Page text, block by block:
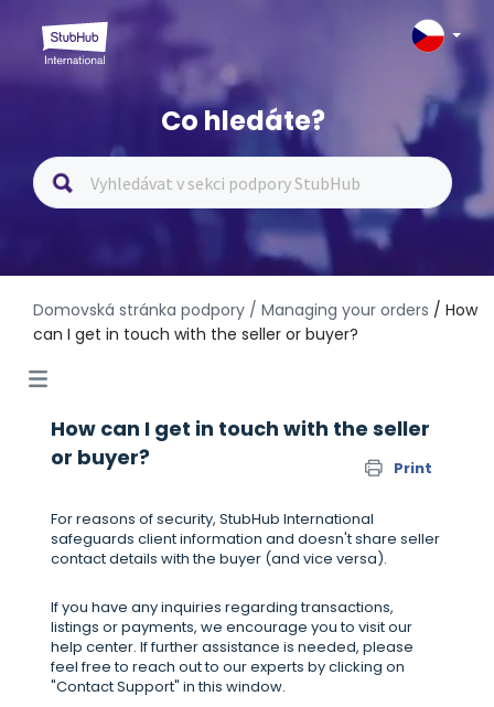
Co hledáte?
Domovská stránka podpory / Managing your orders / How
can I get in touch with the seller or buyer?
How can I get in touch with the seller
or buyer?
Print
For reasons of security, StubHub International
safeguards client information and doesn't share seller
contact details with the buyer (and vice versa).
If you have any inquiries regarding transactions,
listings or payments, we encourage you to visit our
help center. If further assistance is needed, please
feel free to reach out to our experts by clicking on
"Contact Support" in this window.